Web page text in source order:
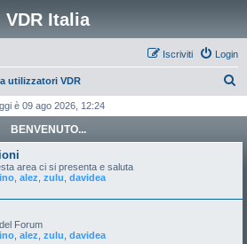
VDR Italia
Login
Iscriviti
utilizzatori VDR
c
è 09 ago 2026, 12:24
BENVENUTO...
area ci si presenta e saluta
alez zulu davidea
Forum
alez zulu davidea